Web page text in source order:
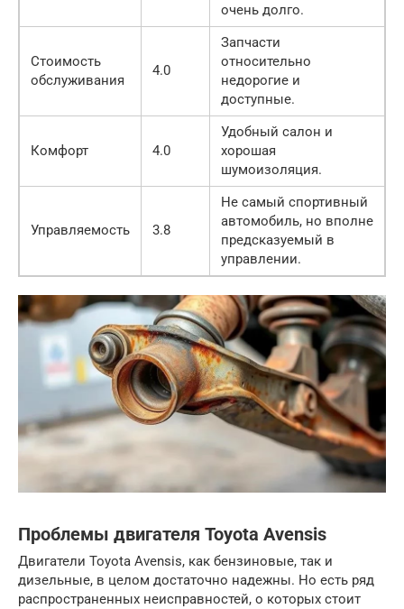
очень долго.
Стоимость
обслуживания
4.0
Запчасти
относительно
недорогие и
доступные.
Комфорт 4.0
Удобный салон и
хорошая
шумоизоляция.
Управляемость 3.8
Не самый спортивный
автомобиль, но вполне
предсказуемый в
управлении.
Проблемы двигателя Toyota Avensis
Двигатели Toyota Avensis, как бензиновые, так и
дизельные, в целом достаточно надежны. Но есть ряд
распространенных неисправностей, о которых стоит